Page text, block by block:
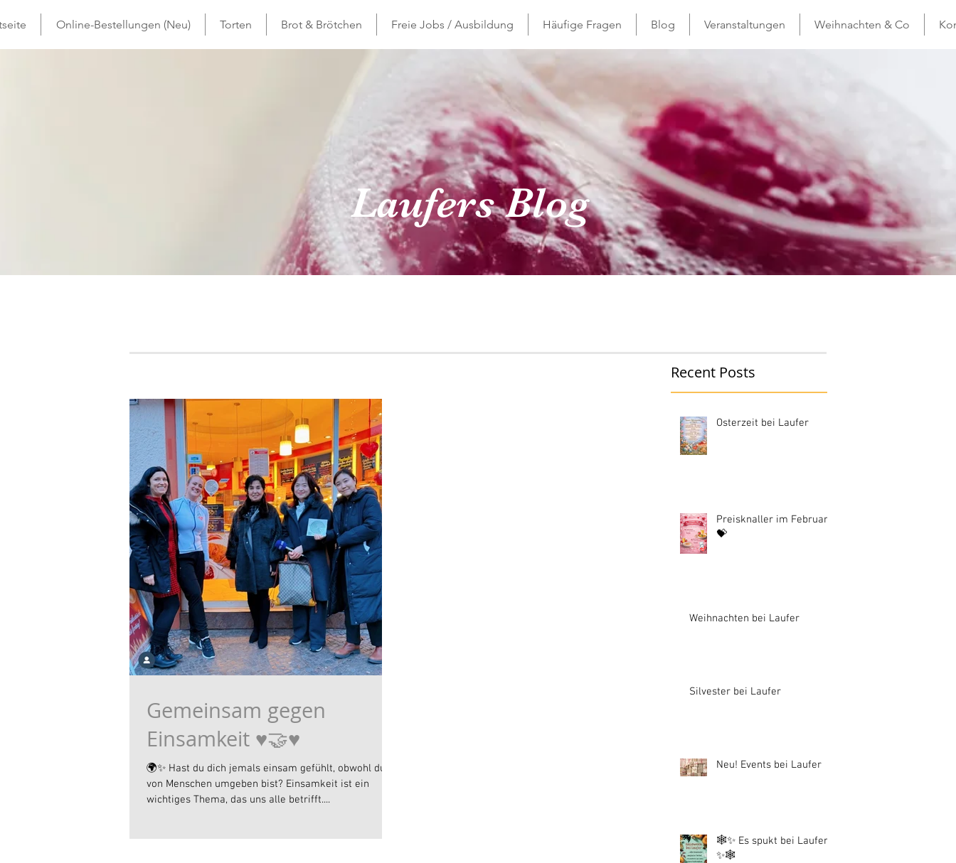
Online-Bestellungen (Neu) Torten Brot & Brötchen Freie Jobs / Ausbildung Häufige Fragen Blog Veranstaltungen Weihnachten & Co
Laufers Blog
Recent Posts
Gemeinsam gegen
Einsamkeit ♥️🤝♥️
🌍✨ Hast du dich jemals einsam gefühlt, obwohl du
von Menschen umgeben bist? Einsamkeit ist ein
wichtiges Thema, das uns alle betrifft....
Osterzeit bei Laufer
Preisknaller im Februar
💝
Weihnachten bei Laufer
Silvester bei Laufer
Neu! Events bei Laufer
🕸️✨ Es spukt bei Laufer!
✨🕸️